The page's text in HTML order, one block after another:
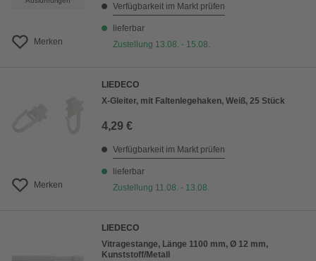
Merken
Verfügbarkeit im Markt prüfen
lieferbar
Zustellung 13.08. - 15.08.
Merken
LIEDECO
X-Gleiter, mit Faltenlegehaken, Weiß, 25 Stück
4,29 €
Verfügbarkeit im Markt prüfen
lieferbar
Zustellung 11.08. - 13.08.
LIEDECO
Vitragestange, Länge 1100 mm, Ø 12 mm,
Kunststoff/Metall